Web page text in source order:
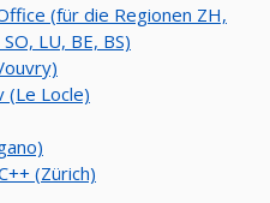
(für die Regionen ZH,
LU, BE, BS)
(Le Locle)
(Zürich)